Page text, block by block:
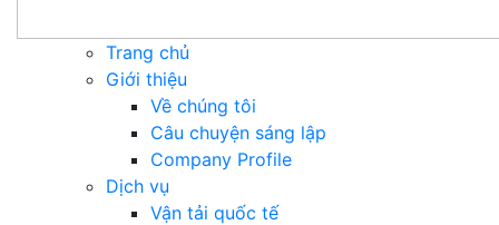
Trang chủ
Giới thiệu
Về chúng tôi
Câu chuyện sáng lập
Company Profile
Dịch vụ
Vận tải quốc tế